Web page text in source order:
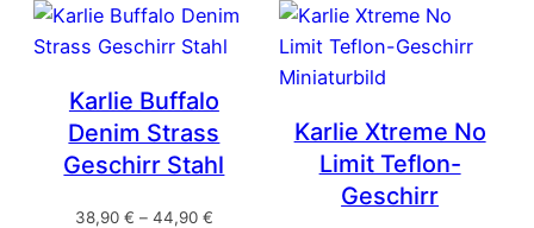
Karlie Buffalo
Denim Strass
Geschirr Stahl
38,90 € – 44,90 €
Karlie Xtreme No
Limit Teflon-
Geschirr